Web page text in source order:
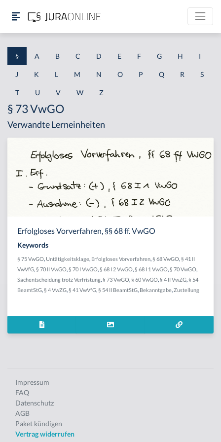
§ A B C D E F G H I
J K L M N O P Q R S
T U V W Z
§ 73 VwGO
Verwandte Lerneinheiten
Erfolgloses Vorverfahren, §§ 68 ff. VwGO
Keywords
§ 75 VwGO Untätigkeitsklage Erfolgloses Vorverfahren § 68 VwGO § 41 II
VwVfG § 70 II VwGO § 70 I VwGO § 68 I 2 VwGO § 68 I 1 VwGO § 70 VwGO
Sachentscheidung trotz Verfristung § 73 VwGO § 60 VwGO § 4 II VwZG § 54
BeamtStG § 4 VwZG § 41 VwVfG § 54 II BeamtStG Bekanntgabe Zustellung
Impressum
FAQ
Datenschutz
AGB
Paket kündigen
Vertrag widerrufen